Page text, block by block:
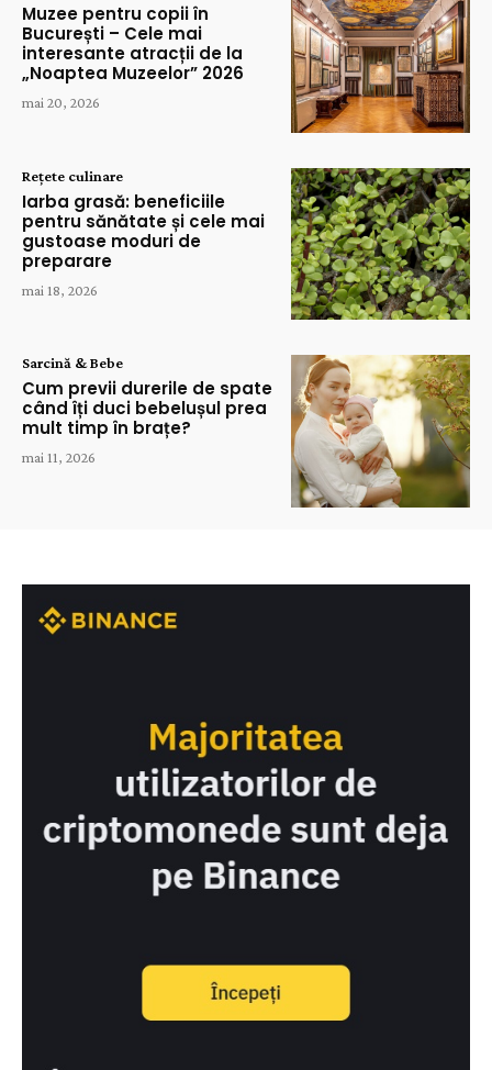
Muzee pentru copii în
București – Cele mai
interesante atracții de la
„Noaptea Muzeelor” 2026
mai 20, 2026
Rețete culinare
Iarba grasă: beneficiile
pentru sănătate și cele mai
gustoase moduri de
preparare
mai 18, 2026
Sarcină & Bebe
Cum previi durerile de spate
când îți duci bebelușul prea
mult timp în brațe?
mai 11, 2026